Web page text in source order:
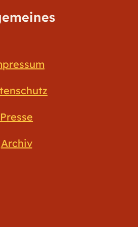
Presse
Archiv